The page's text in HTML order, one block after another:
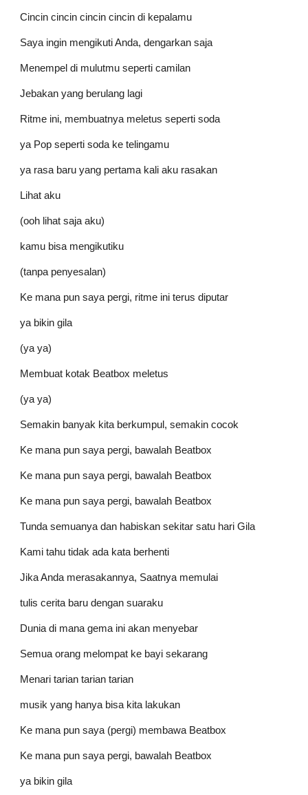
Cincin cincin cincin cincin di kepalamu
Saya ingin mengikuti Anda, dengarkan saja
Menempel di mulutmu seperti camilan
Jebakan yang berulang lagi
Ritme ini, membuatnya meletus seperti soda
ya Pop seperti soda ke telingamu
ya rasa baru yang pertama kali aku rasakan
Lihat aku
(ooh lihat saja aku)
kamu bisa mengikutiku
(tanpa penyesalan)
Ke mana pun saya pergi, ritme ini terus diputar
ya bikin gila
(ya ya)
Membuat kotak Beatbox meletus
(ya ya)
Semakin banyak kita berkumpul, semakin cocok
Ke mana pun saya pergi, bawalah Beatbox
Ke mana pun saya pergi, bawalah Beatbox
Ke mana pun saya pergi, bawalah Beatbox
Tunda semuanya dan habiskan sekitar satu hari Gila
Kami tahu tidak ada kata berhenti
Jika Anda merasakannya, Saatnya memulai
tulis cerita baru dengan suaraku
Dunia di mana gema ini akan menyebar
Semua orang melompat ke bayi sekarang
Menari tarian tarian tarian
musik yang hanya bisa kita lakukan
Ke mana pun saya (pergi) membawa Beatbox
Ke mana pun saya pergi, bawalah Beatbox
ya bikin gila